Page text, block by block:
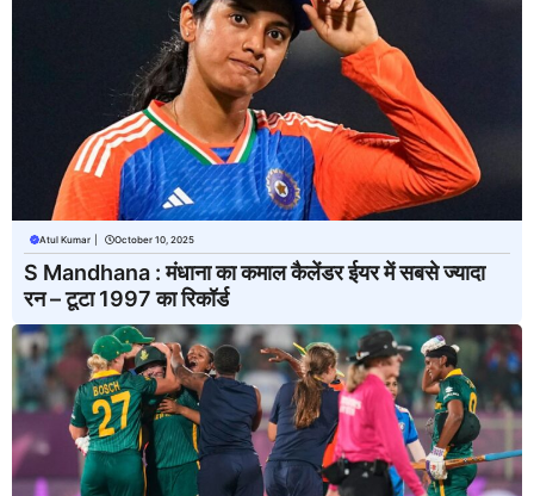
Atul Kumar October 10, 2025
S Mandhana : मंधाना का कमाल कैलेंडर ईयर में सबसे ज्यादा
रन – टूटा 1997 का रिकॉर्ड